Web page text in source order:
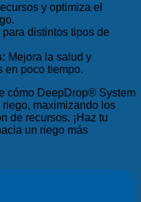
y optimiza el
distintos tipos de
Mejora la salud y
en poco tiempo.
cómo DeepDrop® System
maximizando los
de recursos. ¡Haz tu
un riego más